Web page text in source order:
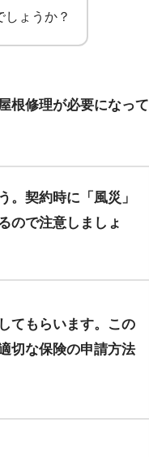
ょうか？
屋根修理が必要になって
。契約時に「風災」
ので注意しましょ
てもらいます。この
切な保険の申請方法